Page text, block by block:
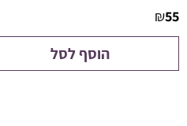
55
₪
הוסף לסל